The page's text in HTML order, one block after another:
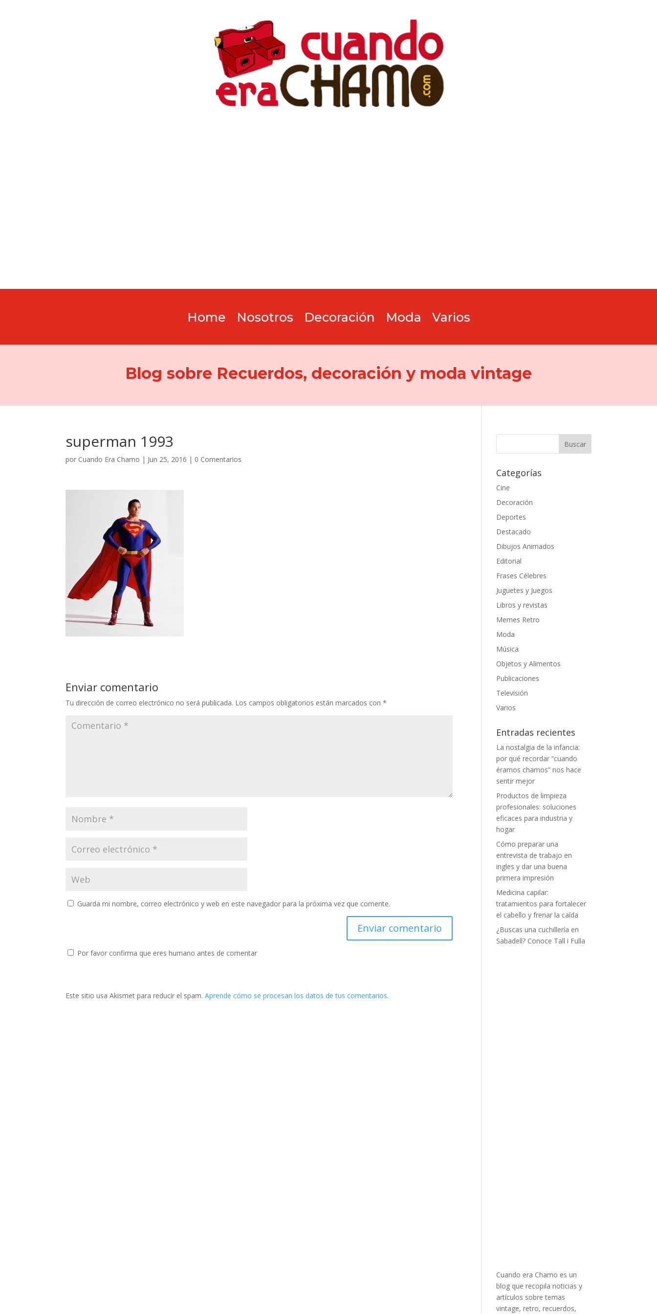
Home Nosotros Decoración Moda Varios
Blog sobre Recuerdos, decoración y moda vintage
superman 1993
por Cuando Era Chamo | Jun 25, 2016 | 0 Comentarios
Enviar comentario
Tu dirección de correo electrónico no será publicada. Los campos obligatorios están marcados con*
Guarda mi nombre, correo electrónico y web en este navegador para la próxima vez que comente.
Por favor confirma que eres humano antes de comentar
Este sitio usa Akismet para reducir el spam.Aprende cómo se procesan los datos de tus comentarios.
Categorías
Cine
Decoración
Deportes
Destacado
Dibujos Animados
Editorial
Frases Célebres
Juguetes y Juegos
Libros y revistas
Memes Retro
Moda
Música
Objetos y Alimentos
Publicaciones
Televisión
Varios
Entradas recientes
La nostalgia de la infancia:
por qué recordar “cuando
éramos chamos” nos hace
sentir mejor
Productos de limpieza
profesionales: soluciones
eficaces para industria y
hogar
Cómo preparar una
entrevista de trabajo en
ingles y dar una buena
primera impresión
Medicina capilar:
tratamientos para fortalecer
el cabello y frenar la caída
¿Buscas una cuchillería en
Sabadell? Conoce Tall i Fulla
Cuando era Chamo es un
blog que recopila noticias y
artículos sobre temas
vintage, retro, recuerdos,